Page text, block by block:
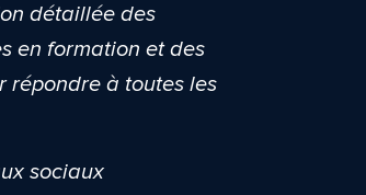
détaillée des
en formation et des
répondre à toutes les
sociaux